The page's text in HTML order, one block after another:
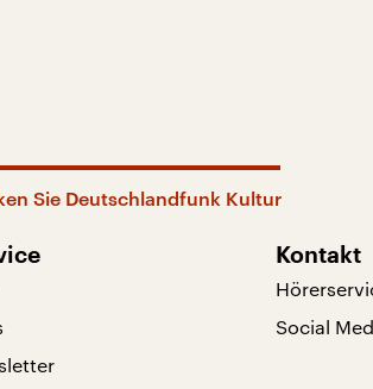
Sie Deutschlandfunk Kultur
Kontakt
Social